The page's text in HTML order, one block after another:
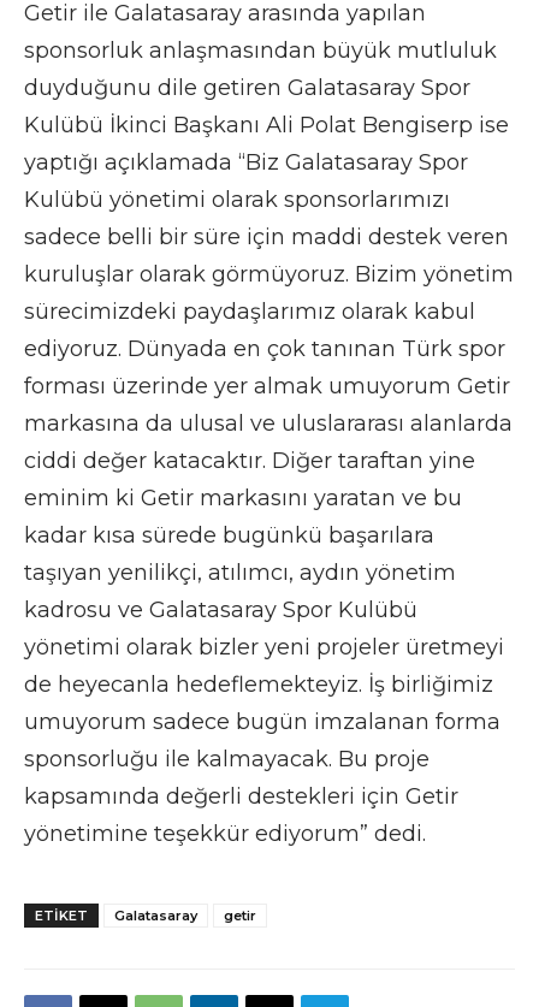
Getir ile Galatasaray arasında yapılan
sponsorluk anlaşmasından büyük mutluluk
duyduğunu dile getiren Galatasaray Spor
Kulübü İkinci Başkanı Ali Polat Bengiserp ise
yaptığı açıklamada “Biz Galatasaray Spor
Kulübü yönetimi olarak sponsorlarımızı
sadece belli bir süre için maddi destek veren
kuruluşlar olarak görmüyoruz. Bizim yönetim
sürecimizdeki paydaşlarımız olarak kabul
ediyoruz. Dünyada en çok tanınan Türk spor
forması üzerinde yer almak umuyorum Getir
markasına da ulusal ve uluslararası alanlarda
ciddi değer katacaktır. Diğer taraftan yine
eminim ki Getir markasını yaratan ve bu
kadar kısa sürede bugünkü başarılara
taşıyan yenilikçi, atılımcı, aydın yönetim
kadrosu ve Galatasaray Spor Kulübü
yönetimi olarak bizler yeni projeler üretmeyi
de heyecanla hedeflemekteyiz. İş birliğimiz
umuyorum sadece bugün imzalanan forma
sponsorluğu ile kalmayacak. Bu proje
kapsamında değerli destekleri için Getir
yönetimine teşekkür ediyorum” dedi.
ETIKET Galatasaray getir